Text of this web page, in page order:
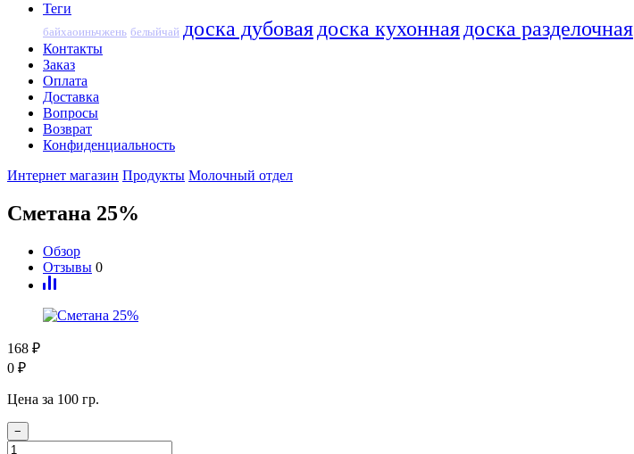
Теги
байхаоиньчжень белыйчай доска дубовая доска кухонная доска разделочная
Контакты
Заказ
Оплата
Доставка
Вопросы
Возврат
Конфиденциальность
Интернет магазин Продукты Молочный отдел
Сметана 25%
Обзор
Отзывы 0
168 ₽
0 ₽
Цена за 100 гр.
−